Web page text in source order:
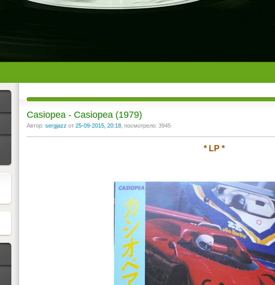
Casiopea - Casiopea (1979)
Автор: sergjazz от 25-09-2015, 20:18 , посмотрело: 3945
* LP *